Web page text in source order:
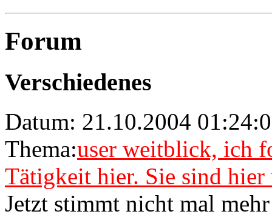
Forum
Verschiedenes
Datum: 21.10.2004
Thema:user weitblick, ich
Tätigkeit hier. Sie sind hier
Jetzt stimmt nicht mal